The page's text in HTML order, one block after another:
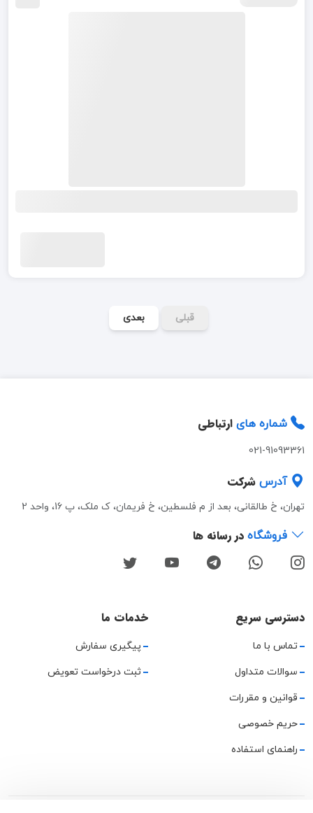
قبلی بعدی
شماره های ارتباطی
021-91093361
آدرس شرکت
تهران، خ طالقانی، بعد از م فلسطین، خ فریمان، ک ملک، پ 16، واحد 2
فروشگاه در رسانه ها
دسترسی سریع
تماس با ما
سوالات متداول
قوانین و مقررات
حریم خصوصی
راهنمای استفاده
خدمات ما
پیگیری سفارش
ثبت درخواست تعویض